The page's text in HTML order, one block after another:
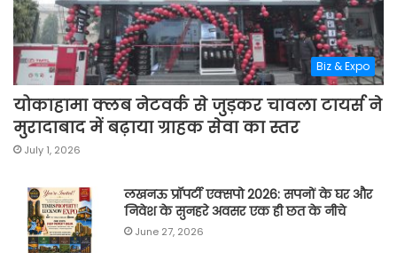
Biz & Expo
योकाहामा क्लब नेटवर्क से जुड़कर चावला टायर्स ने
मुरादाबाद में बढ़ाया ग्राहक सेवा का स्तर
July 1, 2026
लखनऊ प्रॉपर्टी एक्सपो 2026: सपनों के घर और
निवेश के सुनहरे अवसर एक ही छत के नीचे
June 27, 2026